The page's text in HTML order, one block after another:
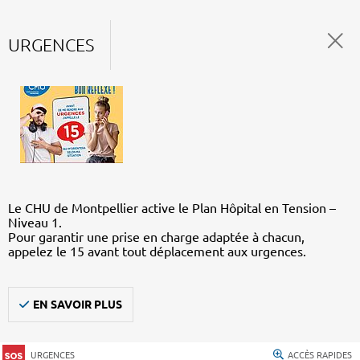
URGENCES
Le CHU de Montpellier active le Plan Hôpital en Tension –
Niveau 1.
Pour garantir une prise en charge adaptée à chacun,
appelez le 15 avant tout déplacement aux urgences.
EN SAVOIR PLUS
URGENCES ACCÈS RAPIDES